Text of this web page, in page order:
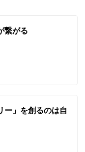
繋がる
ー」を創るのは自